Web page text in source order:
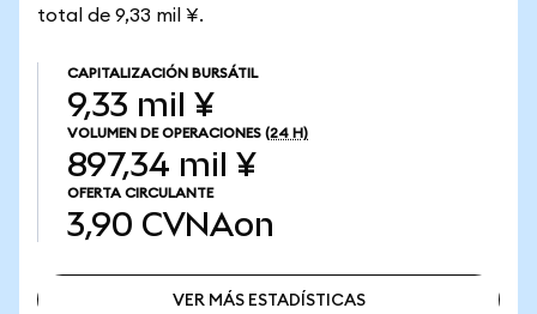
total de 9,33 mil ¥.
CAPITALIZACIÓN BURSÁTIL
9,33 mil ¥
VOLUMEN DE OPERACIONES (24 H)
897,34 mil ¥
OFERTA CIRCULANTE
3,90 CVNAon
VER MÁS ESTADÍSTICAS